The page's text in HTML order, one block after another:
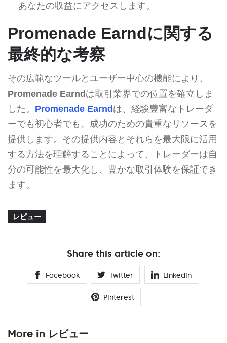
あなたの収益にアクセスします。
Promenade Earndに関する
最終的な考察
その広範なツールとユーザー中心の機能により、
Promenade Earndは取引業界での位置を確立しま
した。 Promenade Earndは、経験豊富なトレーダ
ーでも初心者でも、成功のための貴重なリソースを
提供します。その提供内容とそれらを最大限に活用
する方法を理解することによって、トレーダーは自
分の可能性を最大化し、豊かな取引体験を保証でき
ます。
レビュー
Share this article on:
Facebook Twitter Linkedin
Pinterest
More in レビュー